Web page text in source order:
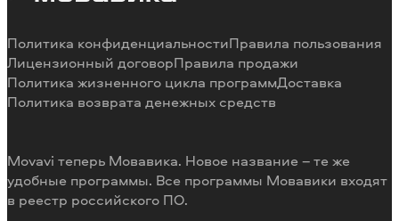
Способы оплаты
Возврат средств
Отзывы пользователей
Разработка видеоредактора под заказ
Movavi теперь Мовавика. Новое название – те же
удобные программы. Все программы Мовавики входят
в реестр российского ПО.
Политика конфиденциальностиПравила пользования
Лицензионный договорПравила продажи
Политика жизненного цикла программДоставка
Политика возврата денежных средств